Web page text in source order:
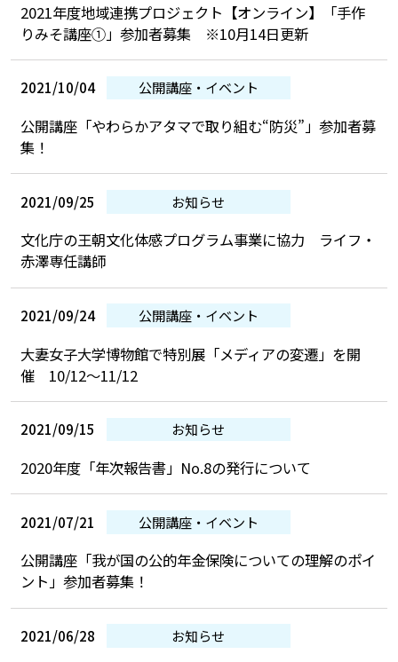
2021年度地域連携プロジェクト【オンライン】「手作
りみそ講座①」参加者募集 ※10月14日更新
2021/10/04 公開講座・イベント
公開講座「やわらかアタマで取り組む“防災”」参加者募
集！
2021/09/25 お知らせ
文化庁の王朝文化体感プログラム事業に協力 ライフ・
赤澤専任講師
2021/09/24 公開講座・イベント
大妻女子大学博物館で特別展「メディアの変遷」を開
催 10/12～11/12
2021/09/15 お知らせ
2020年度「年次報告書」No.8の発行について
2021/07/21 公開講座・イベント
公開講座「我が国の公的年金保険についての理解のポイ
ント」参加者募集！
2021/06/28 お知らせ